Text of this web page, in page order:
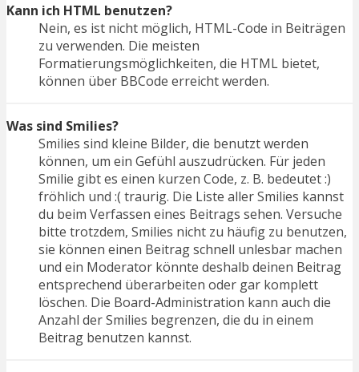
Kann ich HTML benutzen?
Nein, es ist nicht möglich, HTML-Code in Beiträgen
zu verwenden. Die meisten
Formatierungsmöglichkeiten, die HTML bietet,
können über BBCode erreicht werden.
Was sind Smilies?
Smilies sind kleine Bilder, die benutzt werden
können, um ein Gefühl auszudrücken. Für jeden
Smilie gibt es einen kurzen Code, z. B. bedeutet :)
fröhlich und :( traurig. Die Liste aller Smilies kannst
du beim Verfassen eines Beitrags sehen. Versuche
bitte trotzdem, Smilies nicht zu häufig zu benutzen,
sie können einen Beitrag schnell unlesbar machen
und ein Moderator könnte deshalb deinen Beitrag
entsprechend überarbeiten oder gar komplett
löschen. Die Board-Administration kann auch die
Anzahl der Smilies begrenzen, die du in einem
Beitrag benutzen kannst.